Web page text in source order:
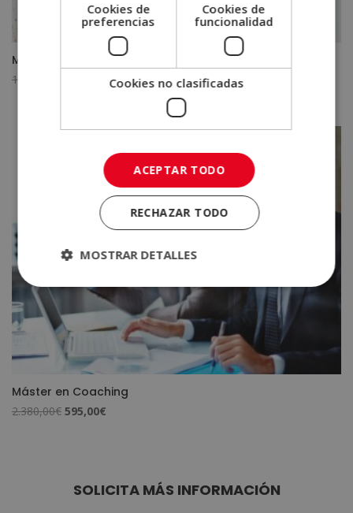
Máster Experto en Risoterapia
1.580,00
era:
1.580,00€.
El
es:
395,00€.
Máster en Coaching
2.380,00€ El
2.380,00€.
595,00€
595,00€.
SOLICITA MÁS INFORMACIÓN
Cookies de
preferencias
Cookies de
funcionalidad
Cookies no clasificadas
ACEPTAR TODO
RECHAZAR TODO
MOSTRAR DETALLES